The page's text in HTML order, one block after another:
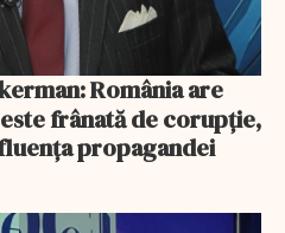
frânată de corupție,
propagandei